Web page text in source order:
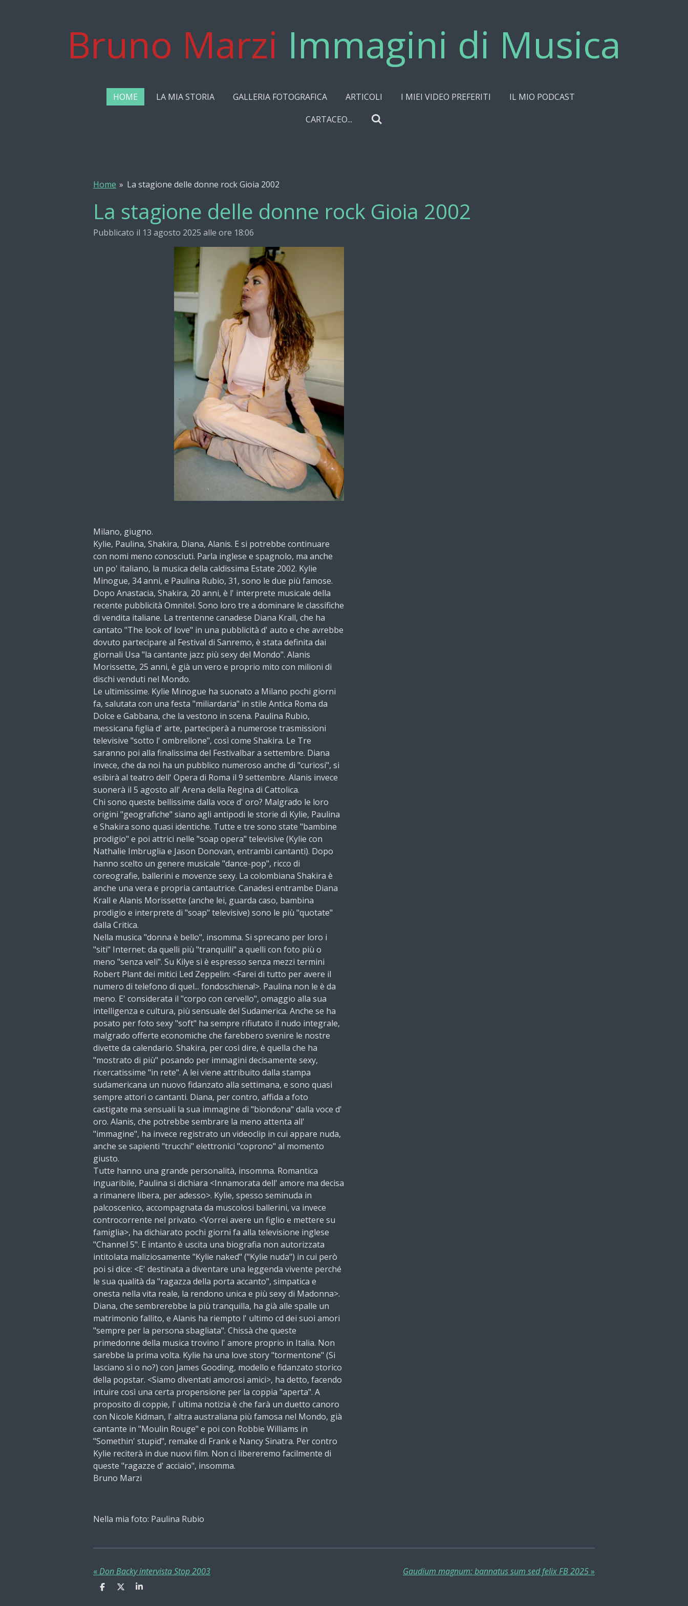
Bruno Marzi Immagini di Musica
HOME LA MIA STORIA GALLERIA FOTOGRAFICA ARTICOLI I MIEI VIDEO PREFERITI
IL MIO PODCAST
CARTACEO...
Home » La stagione delle donne rock Gioia 2002
La stagione delle donne rock Gioia 2002
Pubblicato il 13 agosto 2025 alle ore 18:06
Milano, giugno.
Kylie, Paulina, Shakira, Diana, Alanis. E si potrebbe continuare
con nomi meno conosciuti. Parla inglese e spagnolo, ma anche
un po' italiano, la musica della caldissima Estate 2002. Kylie
Minogue, 34 anni, e Paulina Rubio, 31, sono le due più famose.
Dopo Anastacia, Shakira, 20 anni, è l' interprete musicale della
recente pubblicità Omnitel. Sono loro tre a dominare le classifiche
di vendita italiane. La trentenne canadese Diana Krall, che ha
cantato "The look of love" in una pubblicità d' auto e che avrebbe
dovuto partecipare al Festival di Sanremo, è stata definita dai
giornali Usa "la cantante jazz più sexy del Mondo". Alanis
Morissette, 25 anni, è già un vero e proprio mito con milioni di
dischi venduti nel Mondo.
Le ultimissime. Kylie Minogue ha suonato a Milano pochi giorni
fa, salutata con una festa "miliardaria" in stile Antica Roma da
Dolce e Gabbana, che la vestono in scena. Paulina Rubio,
messicana figlia d' arte, parteciperà a numerose trasmissioni
televisive "sotto l' ombrellone", così come Shakira. Le Tre
saranno poi alla finalissima del Festivalbar a settembre. Diana
invece, che da noi ha un pubblico numeroso anche di "curiosi", si
esibirà al teatro dell' Opera di Roma il 9 settembre. Alanis invece
suonerà il 5 agosto all' Arena della Regina di Cattolica.
Chi sono queste bellissime dalla voce d' oro? Malgrado le loro
origini "geografiche" siano agli antipodi le storie di Kylie, Paulina
e Shakira sono quasi identiche. Tutte e tre sono state "bambine
prodigio" e poi attrici nelle "soap opera" televisive (Kylie con
Nathalie Imbruglia e Jason Donovan, entrambi cantanti). Dopo
hanno scelto un genere musicale "dance-pop", ricco di
coreografie, ballerini e movenze sexy. La colombiana Shakira è
anche una vera e propria cantautrice. Canadesi entrambe Diana
Krall e Alanis Morissette (anche lei, guarda caso, bambina
prodigio e interprete di "soap" televisive) sono le più "quotate"
dalla Critica.
Nella musica "donna è bello", insomma. Si sprecano per loro i
"siti" Internet: da quelli più "tranquilli" a quelli con foto più o
meno "senza veli". Su Kilye si è espresso senza mezzi termini
Robert Plant dei mitici Led Zeppelin: <Farei di tutto per avere il
numero di telefono di quel... fondoschiena!>. Paulina non le è da
meno. E' considerata il "corpo con cervello", omaggio alla sua
intelligenza e cultura, più sensuale del Sudamerica. Anche se ha
posato per foto sexy "soft" ha sempre rifiutato il nudo integrale,
malgrado offerte economiche che farebbero svenire le nostre
divette da calendario. Shakira, per così dire, è quella che ha
"mostrato di più" posando per immagini decisamente sexy,
ricercatissime "in rete". A lei viene attribuito dalla stampa
sudamericana un nuovo fidanzato alla settimana, e sono quasi
sempre attori o cantanti. Diana, per contro, affida a foto
castigate ma sensuali la sua immagine di "biondona" dalla voce d'
oro. Alanis, che potrebbe sembrare la meno attenta all'
"immagine", ha invece registrato un videoclip in cui appare nuda,
anche se sapienti "trucchi" elettronici "coprono" al momento
giusto.
Tutte hanno una grande personalità, insomma. Romantica
inguaribile, Paulina si dichiara <Innamorata dell' amore ma decisa
a rimanere libera, per adesso>. Kylie, spesso seminuda in
palcoscenico, accompagnata da muscolosi ballerini, va invece
controcorrente nel privato. <Vorrei avere un figlio e mettere su
famiglia>, ha dichiarato pochi giorni fa alla televisione inglese
"Channel 5". E intanto è uscita una biografia non autorizzata
intitolata maliziosamente "Kylie naked" ("Kylie nuda") in cui però
poi si dice: <E' destinata a diventare una leggenda vivente perché
le sua qualità da "ragazza della porta accanto", simpatica e
onesta nella vita reale, la rendono unica e più sexy di Madonna>.
Diana, che sembrerebbe la più tranquilla, ha già alle spalle un
matrimonio fallito, e Alanis ha riempto l' ultimo cd dei suoi amori
"sempre per la persona sbagliata". Chissà che queste
primedonne della musica trovino l' amore proprio in Italia. Non
sarebbe la prima volta. Kylie ha una love story "tormentone" (Si
lasciano sì o no?) con James Gooding, modello e fidanzato storico
della popstar. <Siamo diventati amorosi amici>, ha detto, facendo
intuire così una certa propensione per la coppia "aperta". A
proposito di coppie, l' ultima notizia è che farà un duetto canoro
con Nicole Kidman, l' altra australiana più famosa nel Mondo, già
cantante in "Moulin Rouge" e poi con Robbie Williams in
"Somethin' stupid", remake di Frank e Nancy Sinatra. Per contro
Kylie reciterà in due nuovi film. Non ci libereremo facilmente di
queste "ragazze d' acciaio", insomma.
Bruno Marzi
Nella mia foto: Paulina Rubio
«Don Backy intervista Stop 2003 Gaudium magnum: bannatus sum sed felix FB 2025»
C
C
C